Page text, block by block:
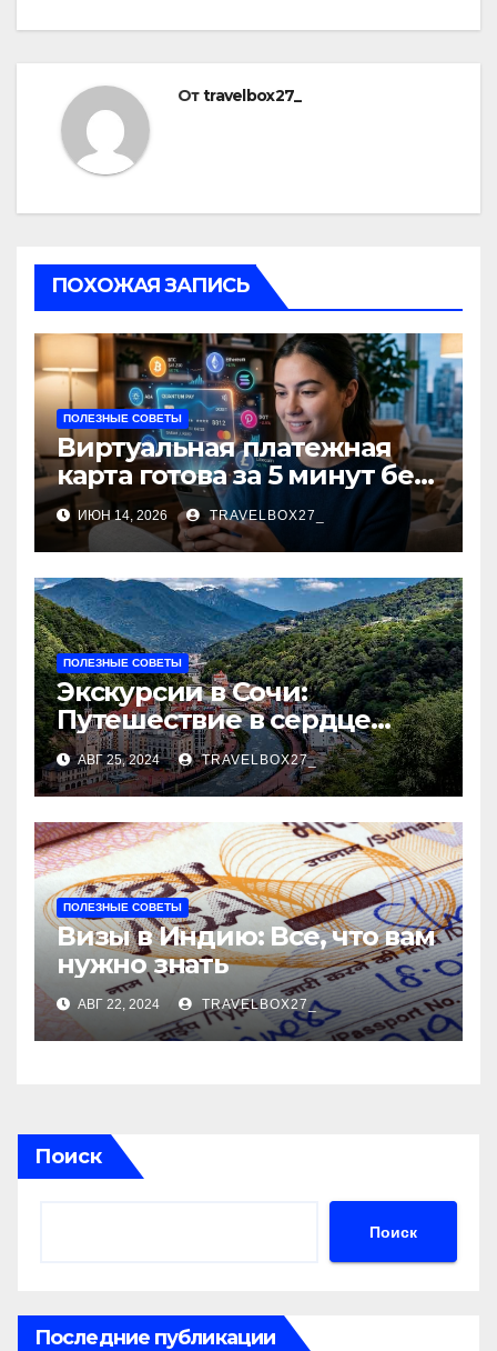
Отtravelbox27_
ПОХОЖАЯ ЗАПИСЬ
ПОЛЕЗНЫЕ СОВЕТЫ
Виртуальная платежная
карта готова за 5 минут без
верификации и
банковского участия с
пополнением в
криптовалюте
ИЮН 14, 2026 TRAVELBOX27_
ПОЛЕЗНЫЕ СОВЕТЫ
Экскурсии в Сочи:
Путешествие в сердце
Черноморского курорта
АВГ 25, 2024 TRAVELBOX27_
ПОЛЕЗНЫЕ СОВЕТЫ
Визы в Индию: Все, что вам
нужно знать
АВГ 22, 2024 TRAVELBOX27_
Поиск
Поиск
Последние публикации